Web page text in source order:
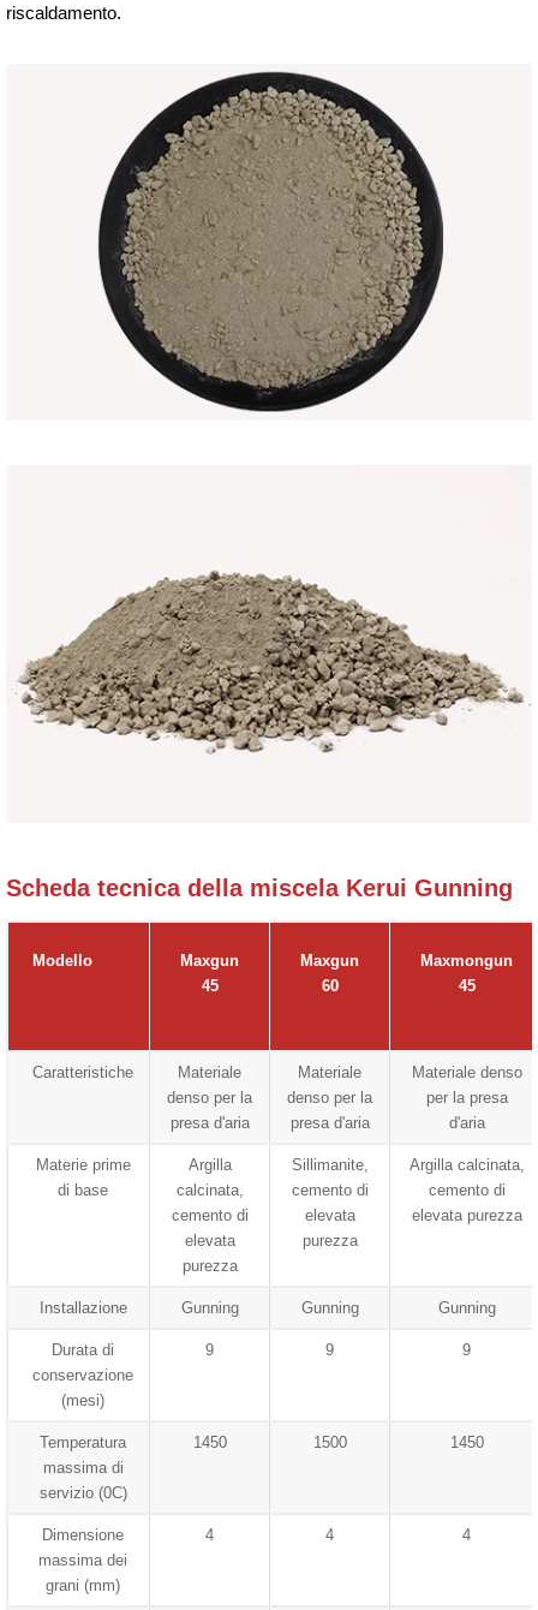
riscaldamento.
Scheda tecnica della miscela Kerui Gunning
Modello
Maxgun
45
Maxgun
60
Maxmongun
45
Caratteristiche
Materiale
denso per la
presa d'aria
Materiale
denso per la
presa d'aria
Materiale denso
per la presa
d'aria
Materie prime
di base
Argilla
calcinata,
cemento di
elevata
purezza
Sillimanite,
cemento di
elevata
purezza
Argilla calcinata,
cemento di
elevata purezza
Installazione Gunning Gunning Gunning
Durata di
conservazione
(mesi)
9 9 9
Temperatura
massima di
servizio (0C)
1450 1500 1450
Dimensione
massima dei
grani (mm)
4 4 4